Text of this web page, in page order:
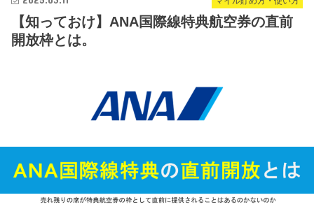
【知っておけ】ANA国際線特典航空券の直前
開放枠とは。